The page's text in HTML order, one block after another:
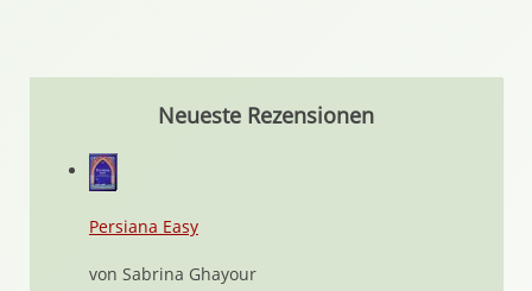
Neueste Rezensionen
Persiana Easy
von Sabrina Ghayour